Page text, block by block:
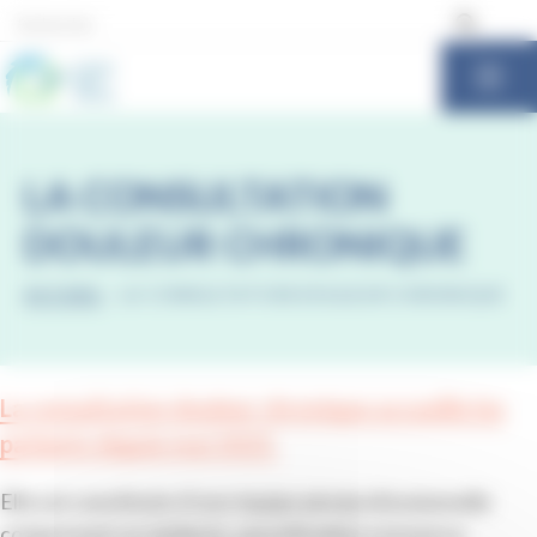
LA CONSULTATION
DOULEUR CHRONIQUE
La consultation douleur chronique accueille les
patients depuis mai 2025.
Elle est constituée d’une équipe pluriprofessionnelle